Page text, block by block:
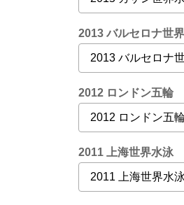
2013 バルセロナ世
2012 ロンドン五輪
2011 上海世界水泳